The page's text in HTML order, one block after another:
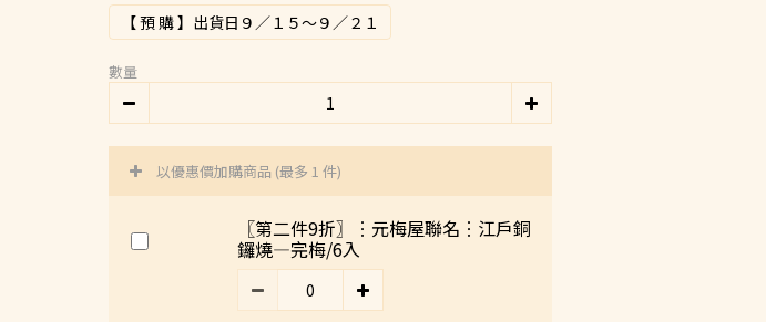
【 預 購 】出貨日９／１５～９／２１
數量
以優惠價加購商品 (最多 1 件)
〖第二件9折〗︙元梅屋聯名︙江戶銅
鑼燒—完梅/6入